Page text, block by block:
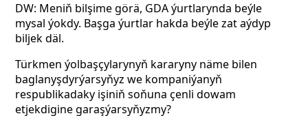
DW: Meniň bilşime görä, GDA ýurtlarynda beýle
mysal ýokdy. Başga ýurtlar hakda beýle zat aýdyp
biljek däl.
Türkmen ýolbaşçylarynyň kararyny näme bilen
baglanyşdyrýarsyňyz we kompaniýanyň
respublikadaky işiniň soňuna çenli dowam
etjekdigine garaşýarsyňyzmy?